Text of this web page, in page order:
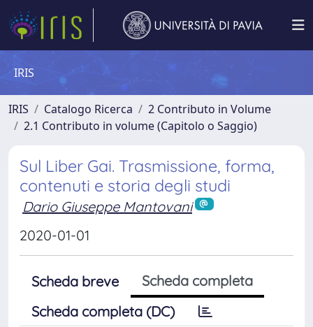
IRIS
IRIS Catalogo Ricerca
2 Contributo in Volume
2.1 Contributo in volume (Capitolo o Saggio)
Sul Liber Gai. Trasmissione, forma,
contenuti e storia degli studi
Dario Giuseppe Mantovani
2020-01-01
Scheda breve
Scheda completa
Scheda completa (DC)